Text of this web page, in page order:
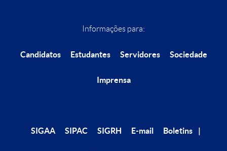
Informações para:
Candidatos Estudantes Servidores Sociedade
Imprensa
SIGAA SIPAC SIGRH E-mail Boletins